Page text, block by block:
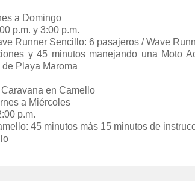
a Domingo
p.m. y 3:00 p.m.
Runner Sencillo: 6 pasajeros / Wave
y 45 minutos manejando una Moto
Playa Maroma
en Camello
a Miércoles
p.m.
45 minutos más 15 minutos de